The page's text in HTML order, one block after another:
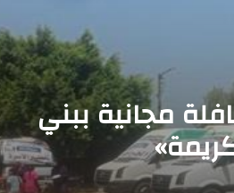
قافلة مجانية ببني